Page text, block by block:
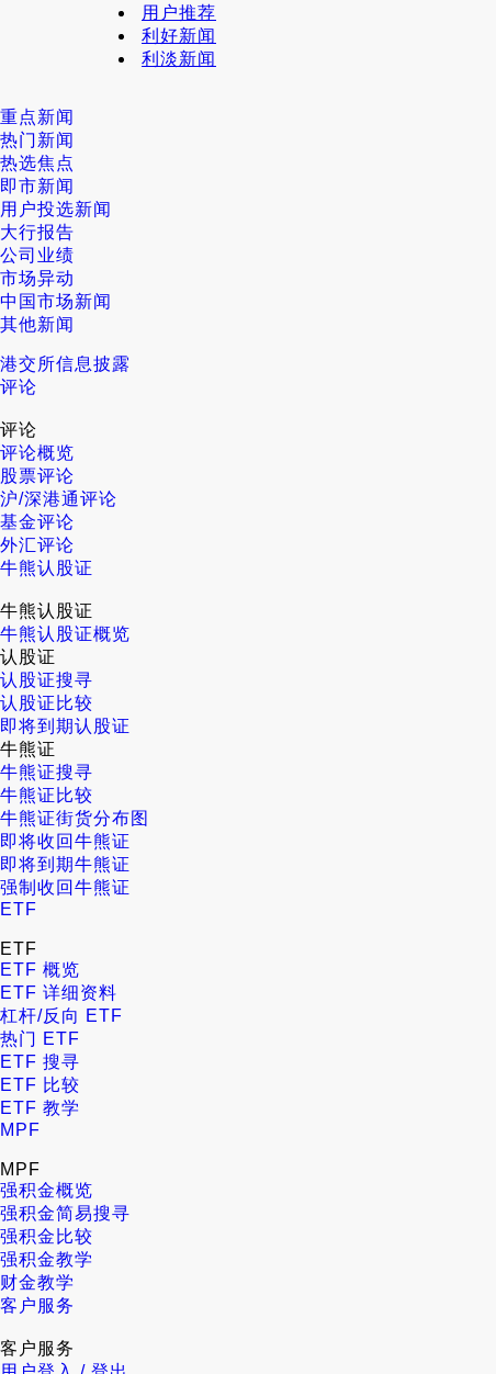
重点新闻
热门新闻
热选焦点
即市新闻
用户投选新闻
大行报告
公司业绩
市场异动
中国市场新闻
其他新闻
港交所信息披露
用户推荐
利好新闻
利淡新闻
评论
评论
评论概览
股票评论
沪/深港通评论
基金评论
外汇评论
牛熊认股证
牛熊认股证
牛熊认股证概览
认股证
认股证搜寻
认股证比较
即将到期认股证
牛熊证
牛熊证搜寻
牛熊证比较
牛熊证街货分布图
即将收回牛熊证
即将到期牛熊证
强制收回牛熊证
ETF
ETF
ETF 概览
ETF 详细资料
杠杆/反向 ETF
热门 ETF
ETF 搜寻
ETF 比较
ETF 教学
MPF
MPF
强积金概览
强积金简易搜寻
强积金比较
强积金教学
财金教学
客户服务
客户服务